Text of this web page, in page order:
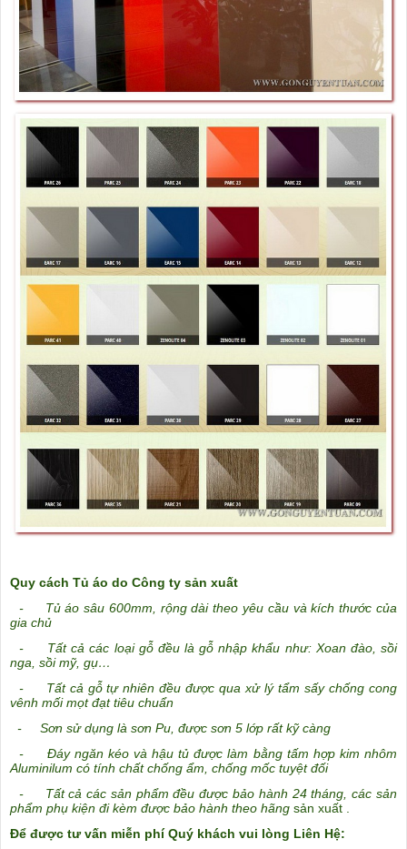
Quy cách Tủ áo do Công ty sản xuất
-
Tủ áo sâu 600mm, rộng dài theo yêu cầu và kích thước của
gia chủ
- Tất cả các loại gỗ đều là gỗ nhập khẩu như: Xoan đào, sồi
nga, sồi mỹ, gụ…
- Tất cả gỗ tự nhiên đều được qua xử lý tẩm sấy chống cong
vênh mối mọt đạt tiêu chuẩn
- Sơn sử dụng là sơn Pu, được sơn 5 lớp rất kỹ càng
- Đáy ngăn kéo và hậu tủ được làm bằng tấm hợp kim nhôm
Aluminilum có tính chất chống ẩm, chống mốc tuyệt đối
- Tất cả các sản phẩm đều được bảo hành 24 tháng, các sản
phẩm phụ kiện đi kèm được bảo hành theo hãng sản xuất .
Để được tư vấn miễn phí Quý khách vui lòng Liên Hệ: